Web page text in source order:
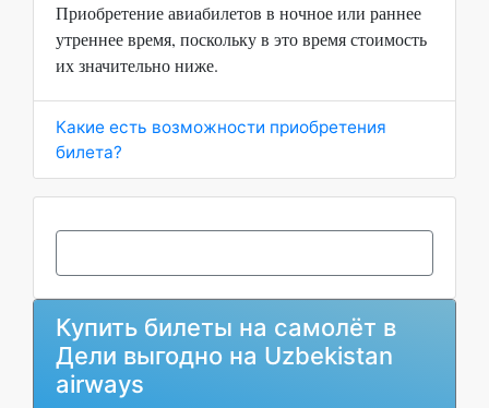
Приобретение авиабилетов в ночное или раннее
утреннее время, поскольку в это время стоимость
их значительно ниже.
Какие есть возможности приобретения
билета?
Купить билеты на самолёт в
Дели выгодно на Uzbekistan
airways